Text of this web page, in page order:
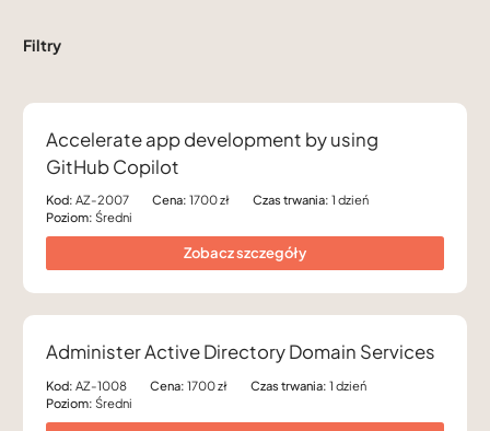
Filtry
Accelerate app development by using
GitHub Copilot
Kod: AZ-2007 Cena: 1700 zł Czas trwania: 1 dzień
Poziom: Średni
Zobacz szczegóły
Administer Active Directory Domain Services
Kod: AZ-1008 Cena: 1700 zł Czas trwania: 1 dzień
Poziom: Średni